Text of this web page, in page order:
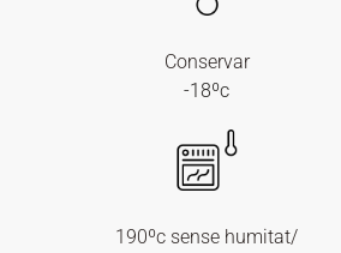
Conservar
-18ºc
190ºc sense humitat/